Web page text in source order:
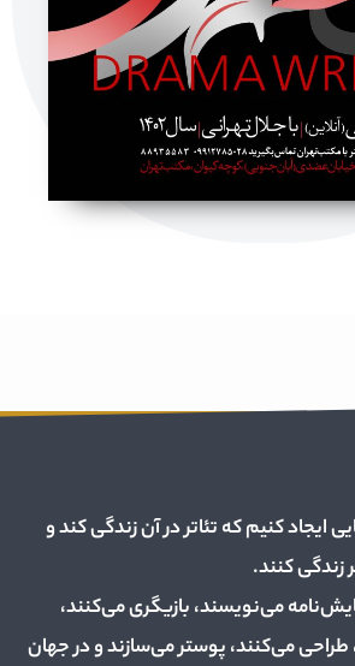
ایجاد کنیم که تئاتر در آن زندگی کند و
زندگی کنند.
می‌نویسند، بازیگری می‌کنند،
طراحی می‌کنند، پوستر می‌سازند و در جهان